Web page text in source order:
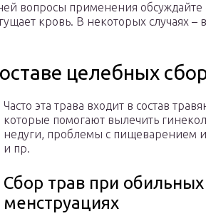
вопросы применения обсуждайте
кровь. В некоторых случаях –
целебных
Часто эта трава входит в состав
которые помогают вылечить
недуги, проблемы с пищеварением
и пр.
Сбор трав при обильных
менструациях